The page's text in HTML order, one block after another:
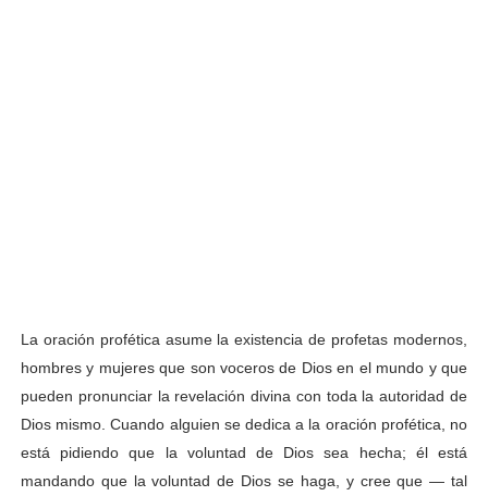
La oración profética asume la existencia de profetas modernos,
hombres y mujeres que son voceros de Dios en el mundo y que
pueden pronunciar la revelación divina con toda la autoridad de
Dios mismo. Cuando alguien se dedica a la oración profética, no
está pidiendo que la voluntad de Dios sea hecha; él está
mandando que la voluntad de Dios se haga, y cree que — tal